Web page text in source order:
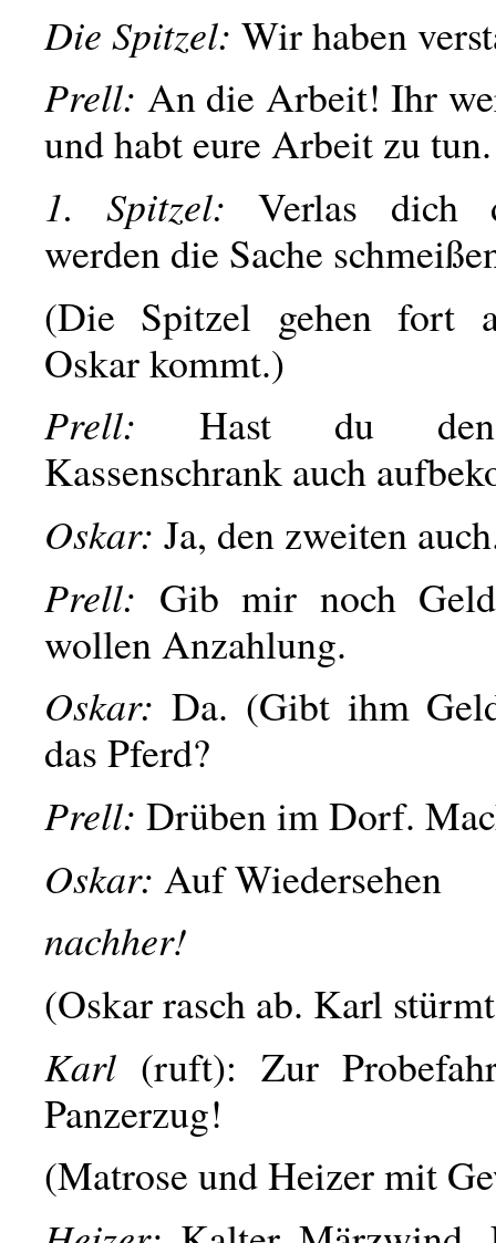
Die Spitzel: Wir haben
Prell: An die Arbeit! Ihr
und habt eure Arbeit zu tun.
1. Spitzel:Verlas dich
werden die Sache
(Die Spitzel gehen fort
Oskar kommt.)
Prell: Hast du
Kassenschrank auch
Oskar: Ja, den zweiten
Prell: Gib mir noch
wollen Anzahlung.
Oskar: Da. (Gibt ihm
das Pferd?
Prell: Drüben im Dorf.
Oskar: Auf Wiedersehen
nachher!
(Oskar rasch ab. Karl
Karl (ruft): Zur
Panzerzug!
(Matrose und Heizer mit